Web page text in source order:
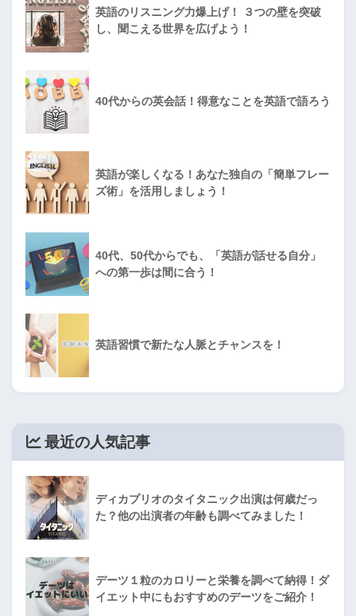
英語のリスニング力爆上げ！ ３つの壁を突破
し、聞こえる世界を広げよう！
40代からの英会話！得意なことを英語で語ろう
英語が楽しくなる！あなた独自の「簡単フレー
ズ術」を活用しましょう！
40代、50代からでも、「英語が話せる自分」
への第一歩は間に合う！
英語習慣で新たな人脈とチャンスを！
最近の人気記事
ディカプリオのタイタニック出演は何歳だっ
た？他の出演者の年齢も調べてみました！
デーツ１粒のカロリーと栄養を調べて納得！ダ
イエット中にもおすすめのデーツをご紹介！